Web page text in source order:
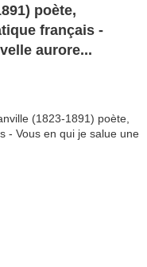
poète,
français -
aurore...